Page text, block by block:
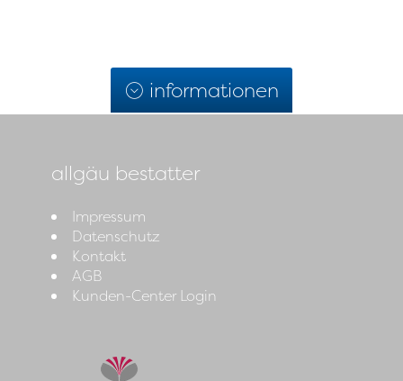
informationen
allgäu bestatter
Impressum
Datenschutz
Kontakt
AGB
Kunden-Center Login